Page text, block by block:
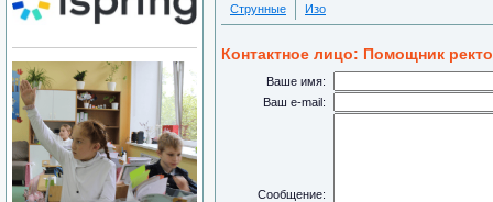
Струнные Изо
Контактное лицо: Помощник
Ваше имя:
Ваш e-mail:
Сообщение: